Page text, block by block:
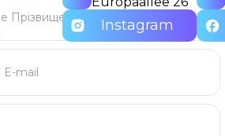
Instagram